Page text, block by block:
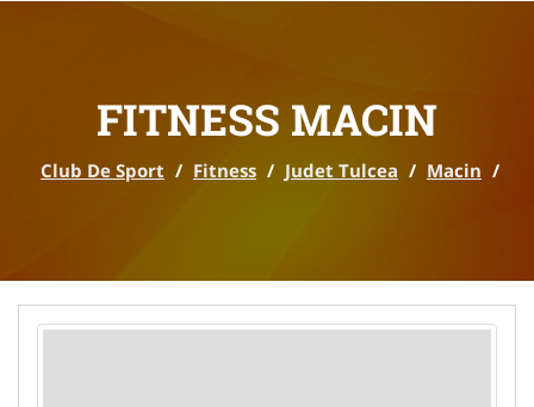
FITNESS MACIN
Club De Sport / Fitness / Judet Tulcea / Macin /